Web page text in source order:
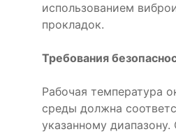
использованием
прокладок.
Требования
Рабочая температура
среды должна
указанному